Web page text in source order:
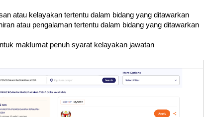
atau kelayakan tertentu dalam bidang yang ditawarkan
atau pengalaman tertentu dalam bidang yang ditawarkan
maklumat penuh syarat kelayakan jawatan